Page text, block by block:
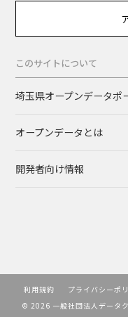
このサイトについて
埼玉県オープンデータポ
オープンデータとは
開発者向け情報
利用規約
プライバシーポ
© 2026 一般社団法人データ